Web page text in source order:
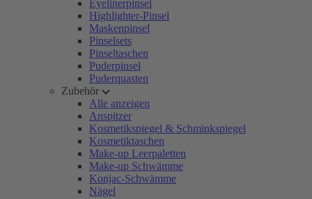
Eyelinerpinsel
Highlighter-Pinsel
Maskenpinsel
Pinselsets
Pinseltaschen
Puderpinsel
Puderquasten
Zubehör
Alle anzeigen
Anspitzer
Kosmetikspiegel & Schminkspiegel
Kosmetiktaschen
Make-up Leerpaletten
Make-up Schwämme
Konjac-Schwämme
Nägel